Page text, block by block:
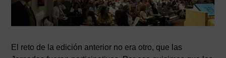
El reto de la edición anterior no era otro, que las
AVISO LEGAL|POLÍTICA DE PRIVACIDAD|COOKIES|TÉRMINOS Y